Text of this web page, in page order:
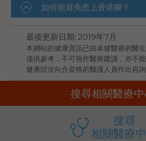
如何能避免患上香港腳？
最後更新日期: 2019年7月
本網站的健康資訊已由卓健醫療的醫
僅供參考，不可視作醫療建議，亦不
健康狀況向合資格的醫護人員作出咨詢
搜尋相關醫療
搜尋
相關醫療